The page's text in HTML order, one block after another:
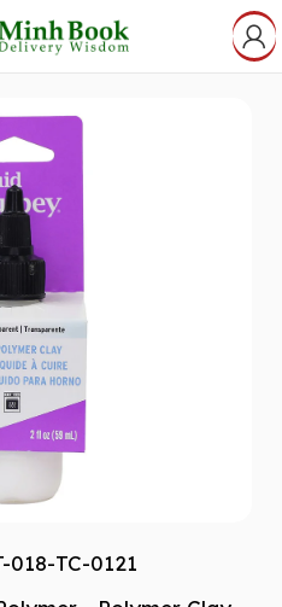
018-TC-0121